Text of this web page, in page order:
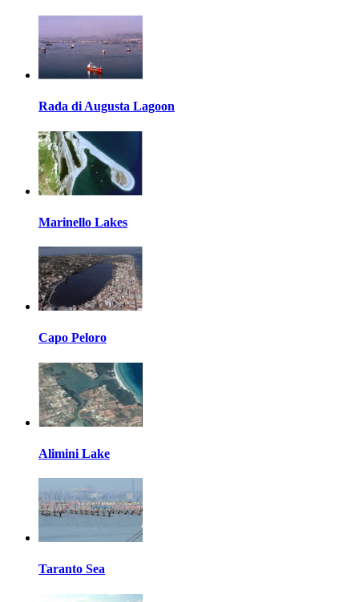
Rada di Augusta Lagoon
Marinello Lakes
Capo Peloro
Alimini Lake
Taranto Sea